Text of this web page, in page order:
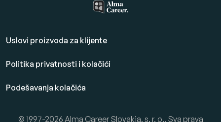
Uslovi proizvoda za klijente
Politika privatnosti i kolačići
Podešavanja kolačića
© 1997-2026 Alma Career Slovakia, s. r. o.. Sva prava